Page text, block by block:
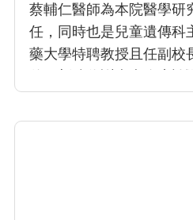
蔡輔仁醫師為本院醫學研
任，同時也是兒童遺傳科
藥大學特聘教授且任副校